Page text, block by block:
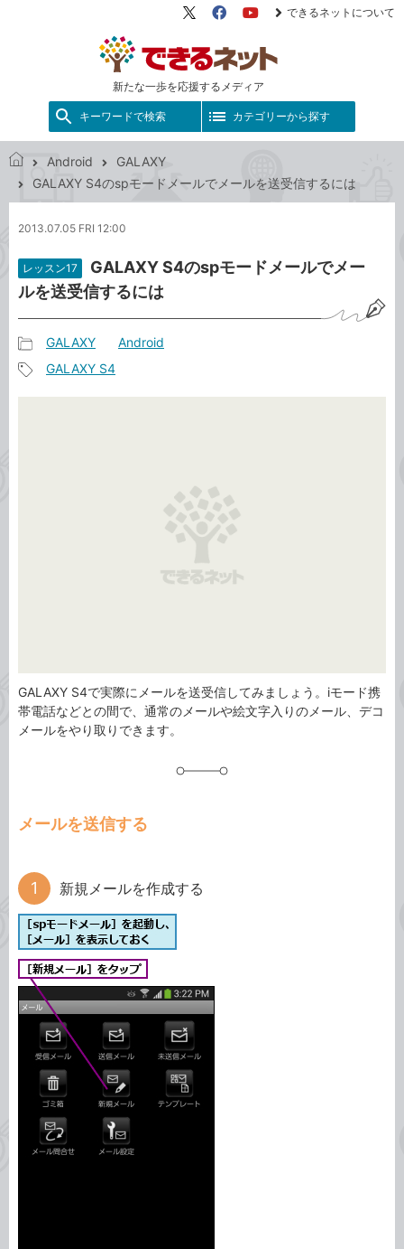
新たな一歩を応援するメディア
X（旧
FacebookYouTube
できるネットについて
キーワードで検索 カテゴリーから探す
で
ネ
ト
Android
GALAXY
GALAXY S4のspモードメールでメールを送受信するには
2013.07.05 FRI 12:00
レッスン17
GALAXY S4のspモードメールでメー
ルを送受信するには
事
カ
GALAXY Android
GALAXY S4
GALAXY S4で実際にメールを送受信してみましょう。iモード携
帯電話などとの間で、通常のメールや絵文字入りのメール、デコ
メールをやり取りできます。
メールを送信する
新規メールを作成する